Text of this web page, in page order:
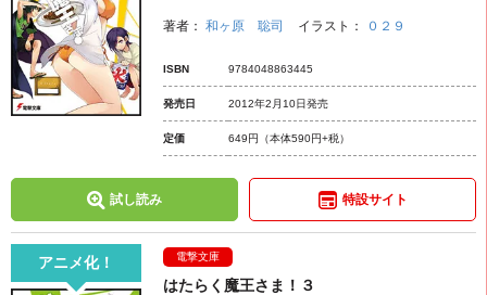
著者： 和ヶ原 聡司 イラスト： ０２９
ISBN 9784048863445
発売日 2012年2月10日発売
定価 649円 （本体590円+税）
試し読み 特設サイト
アニメ化！ 電撃文庫
はたらく魔王さま！３